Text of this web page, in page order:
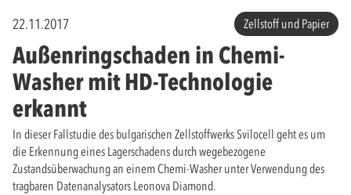
22.11.2017 Zellstoff und Papier
Außenringschaden in Chemi-
Washer mit HD-Technologie
erkannt
In dieser Fallstudie des bulgarischen Zellstoffwerks Svilocell geht es um
die Erkennung eines Lagerschadens durch wegebezogene
Zustandsüberwachung an einem Chemi-Washer unter Verwendung des
tragbaren Datenanalysators Leonova Diamond.